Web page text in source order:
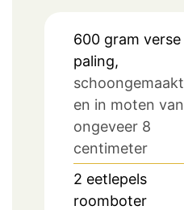
600 gram verse
paling,
schoongemaakt
en in moten van
ongeveer 8
centimeter
2 eetlepels
roomboter